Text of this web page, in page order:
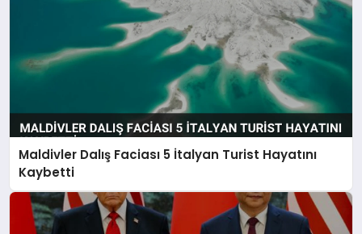
Maldivler Dalış Faciası 5 İtalyan Turist Hayatını
Kaybetti